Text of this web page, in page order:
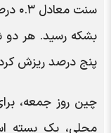
بشکه رسید. هر دو
پنج درصد ریزش
چین روز جمعه،